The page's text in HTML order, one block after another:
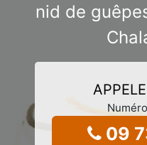
nid de
09